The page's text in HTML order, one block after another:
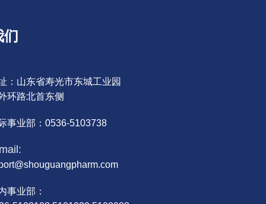
：山东省寿光市东城工业园
环路北首东侧
事业部：0536-5103738
事业部：